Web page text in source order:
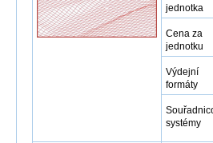
jednotka
Cena za
jednotku
Výdejní
formáty
systémy